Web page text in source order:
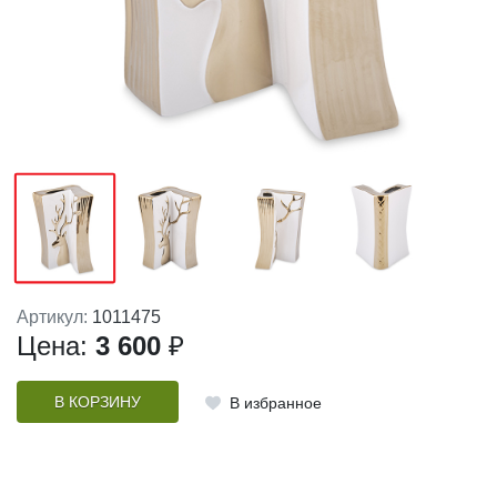
Артикул: 1011475
Цена: 3 600 ₽
В КОРЗИНУ В избранное